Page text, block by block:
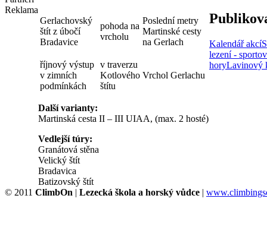
Reklama
Gerlachovský
štít z úbočí
Bradavice
pohoda na
vrcholu
Poslední metry
Martinské cesty
na Gerlach
říjnový výstup
v zimních
podmínkách
v traverzu
Kotlového
štítu
Vrchol Gerlachu
Další varianty:
Martinská cesta II – III UIAA, (max. 2 hosté)
Vedlejší túry:
Granátová stěna
Velický štít
Bradavica
Batizovský štít
Kalendář akcí
lezení -
horyLavinový
© 2011 ClimbOn | Lezecká škola a horský vůdce |